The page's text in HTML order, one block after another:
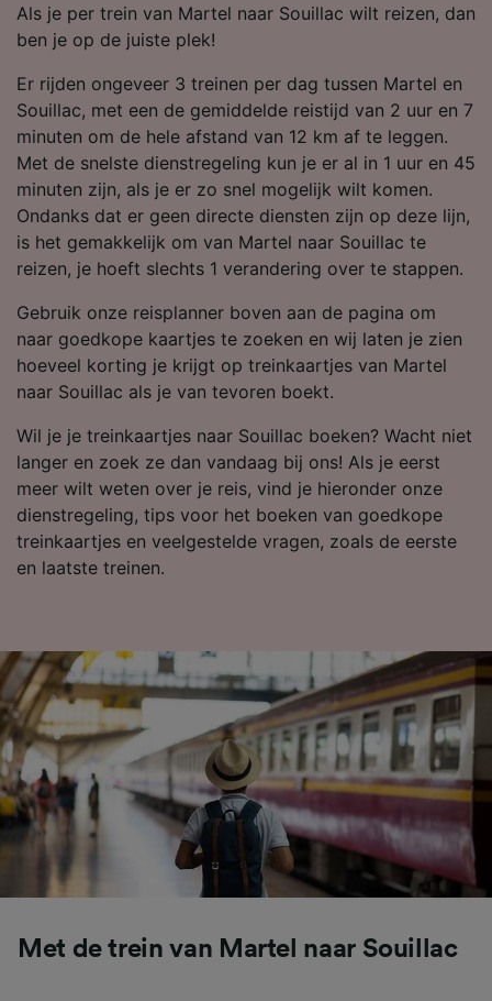
Als je per trein van Martel naar Souillac wilt reizen, dan
ben je op de juiste plek!
Er rijden ongeveer 3 treinen per dag tussen Martel en
Souillac, met een de gemiddelde reistijd van 2 uur en 7
minuten om de hele afstand van 12 km af te leggen.
Met de snelste dienstregeling kun je er al in 1 uur en 45
minuten zijn, als je er zo snel mogelijk wilt komen.
Ondanks dat er geen directe diensten zijn op deze lijn,
is het gemakkelijk om van Martel naar Souillac te
reizen, je hoeft slechts 1 verandering over te stappen.
Gebruik onze reisplanner boven aan de pagina om
naar goedkope kaartjes te zoeken en wij laten je zien
hoeveel korting je krijgt op treinkaartjes van Martel
naar Souillac als je van tevoren boekt.
Wil je je treinkaartjes naar Souillac boeken? Wacht niet
langer en zoek ze dan vandaag bij ons! Als je eerst
meer wilt weten over je reis, vind je hieronder onze
dienstregeling, tips voor het boeken van goedkope
treinkaartjes en veelgestelde vragen, zoals de eerste
en laatste treinen.
Met de trein van Martel naar Souillac
Wij en onze partners verwerken gegevens
Precieze geolocatiegegevens gebruiken. De
apparaatkenmerken actief scannen ter
identificatie. Informatie op een apparaat
opslaan en/of openen. Gepersonaliseerde
advertenties en content, advertentie- en
contentmetingen, doelgroepenonderzoek en
ontwikkeling van diensten.
Partnerlijst (derden)